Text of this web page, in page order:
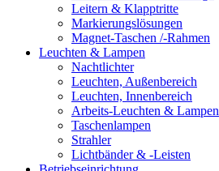
Leitern & Klapptritte
Markierungslösungen
Magnet-Taschen /-Rahmen
Leuchten & Lampen
Nachtlichter
Leuchten, Außenbereich
Leuchten, Innenbereich
Arbeits-Leuchten & Lampen
Taschenlampen
Strahler
Lichtbänder & -Leisten